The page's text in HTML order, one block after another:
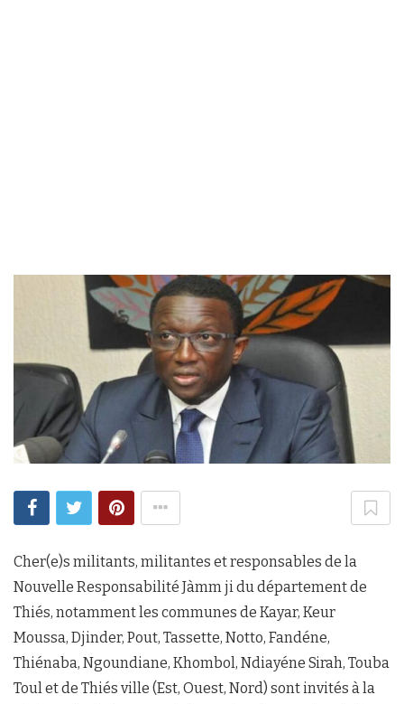
Cher(e)s militants, militantes et responsables de la
Nouvelle Responsabilité Jàmm ji du département de
Thiés, notamment les communes de Kayar, Keur
Moussa, Djinder, Pout, Tassette, Notto, Fandéne,
Thiénaba, Ngoundiane, Khombol, Ndiayéne Sirah, Touba
Toul et de Thiés ville (Est, Ouest, Nord) sont invités à la